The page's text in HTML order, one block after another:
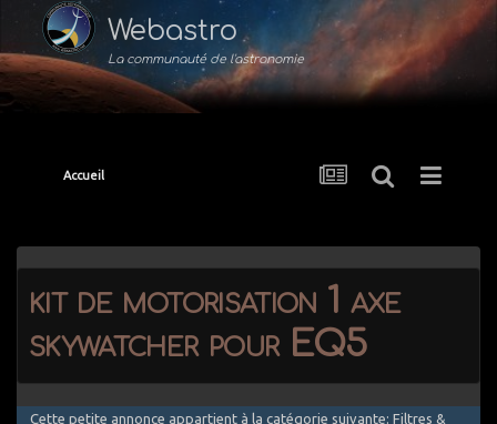
Webastro
La communauté de l'astronomie
Accueil
kit de motorisation 1 axe
skywatcher pour EQ5
Cette petite annonce appartient à la catégorie suivante: Filtres &